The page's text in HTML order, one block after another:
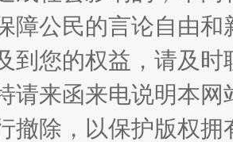
火 生生不息 一
障公民的言论自由
到您的权益，请及
请来函来电说明本
撤除，以保护版权